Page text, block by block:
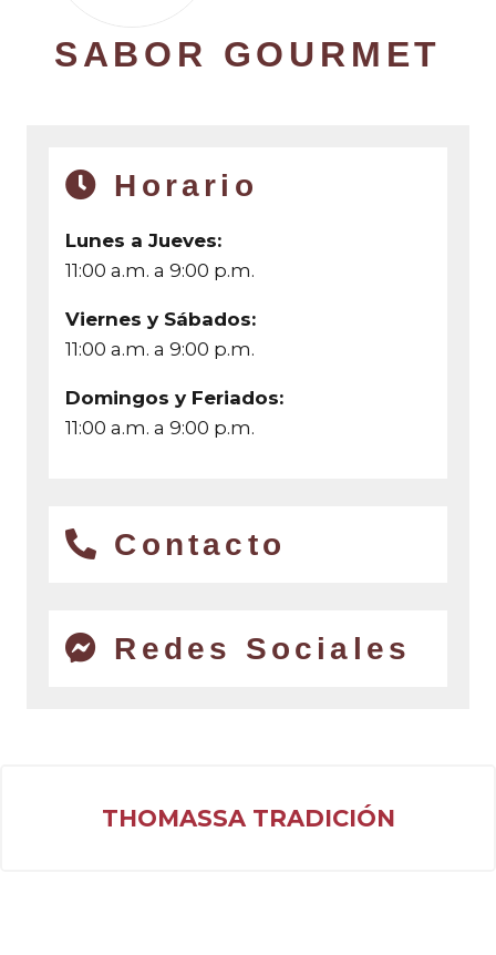
SABOR GOURMET
Horario
Lunes a Jueves:
11:00 a.m. a 9:00 p.m.
Viernes y Sábados:
11:00 a.m. a 9:00 p.m.
Domingos y Feriados:
11:00 a.m. a 9:00 p.m.
Contacto
Redes Sociales
THOMASSA TRADICIÓN